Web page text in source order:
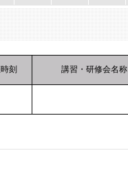
刻 講習・研修会名称